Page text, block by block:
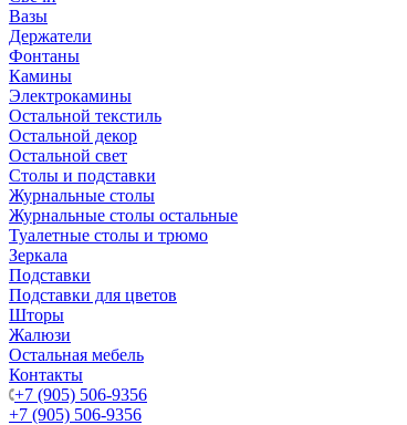
Вазы
Держатели
Фонтаны
Камины
Электрокамины
Остальной текстиль
Остальной декор
Остальной свет
Столы и подставки
Журнальные столы
Журнальные столы остальные
Туалетные столы и трюмо
Зеркала
Подставки
Подставки для цветов
Шторы
Жалюзи
Остальная мебель
Контакты
+7 (905) 506-9356
+7 (905) 506-9356